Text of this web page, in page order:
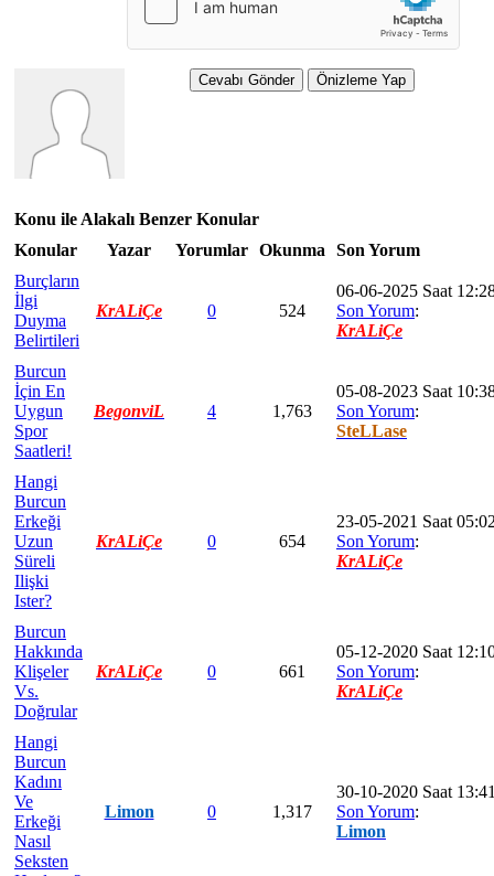
Konu ile Alakalı Benzer Konular
Konular
Yazar Yorumlar Okunma
Son Yorum
Burçların
İlgi
Duyma
Belirtileri
KrALiÇe 0 524
06-06-2025 Saat
Son Yorum:
KrALiÇe
Burcun
İçin En
Uygun
Spor
Saatleri!
BegonviL 4 1,763
05-08-2023 Saat
Son Yorum:
SteLLase
Hangi
Burcun
Erkeği
Uzun
Süreli
Ilişki
Ister?
KrALiÇe 0 654
23-05-2021 Saat
Son Yorum:
KrALiÇe
Burcun
Hakkında
Klişeler
Vs.
Doğrular
KrALiÇe 0 661
05-12-2020 Saat
Son Yorum:
KrALiÇe
Hangi
Burcun
Kadını
Ve
Erkeği
Nasıl
Seksten
Limon 0 1,317
30-10-2020 Saat
Son Yorum:
Limon